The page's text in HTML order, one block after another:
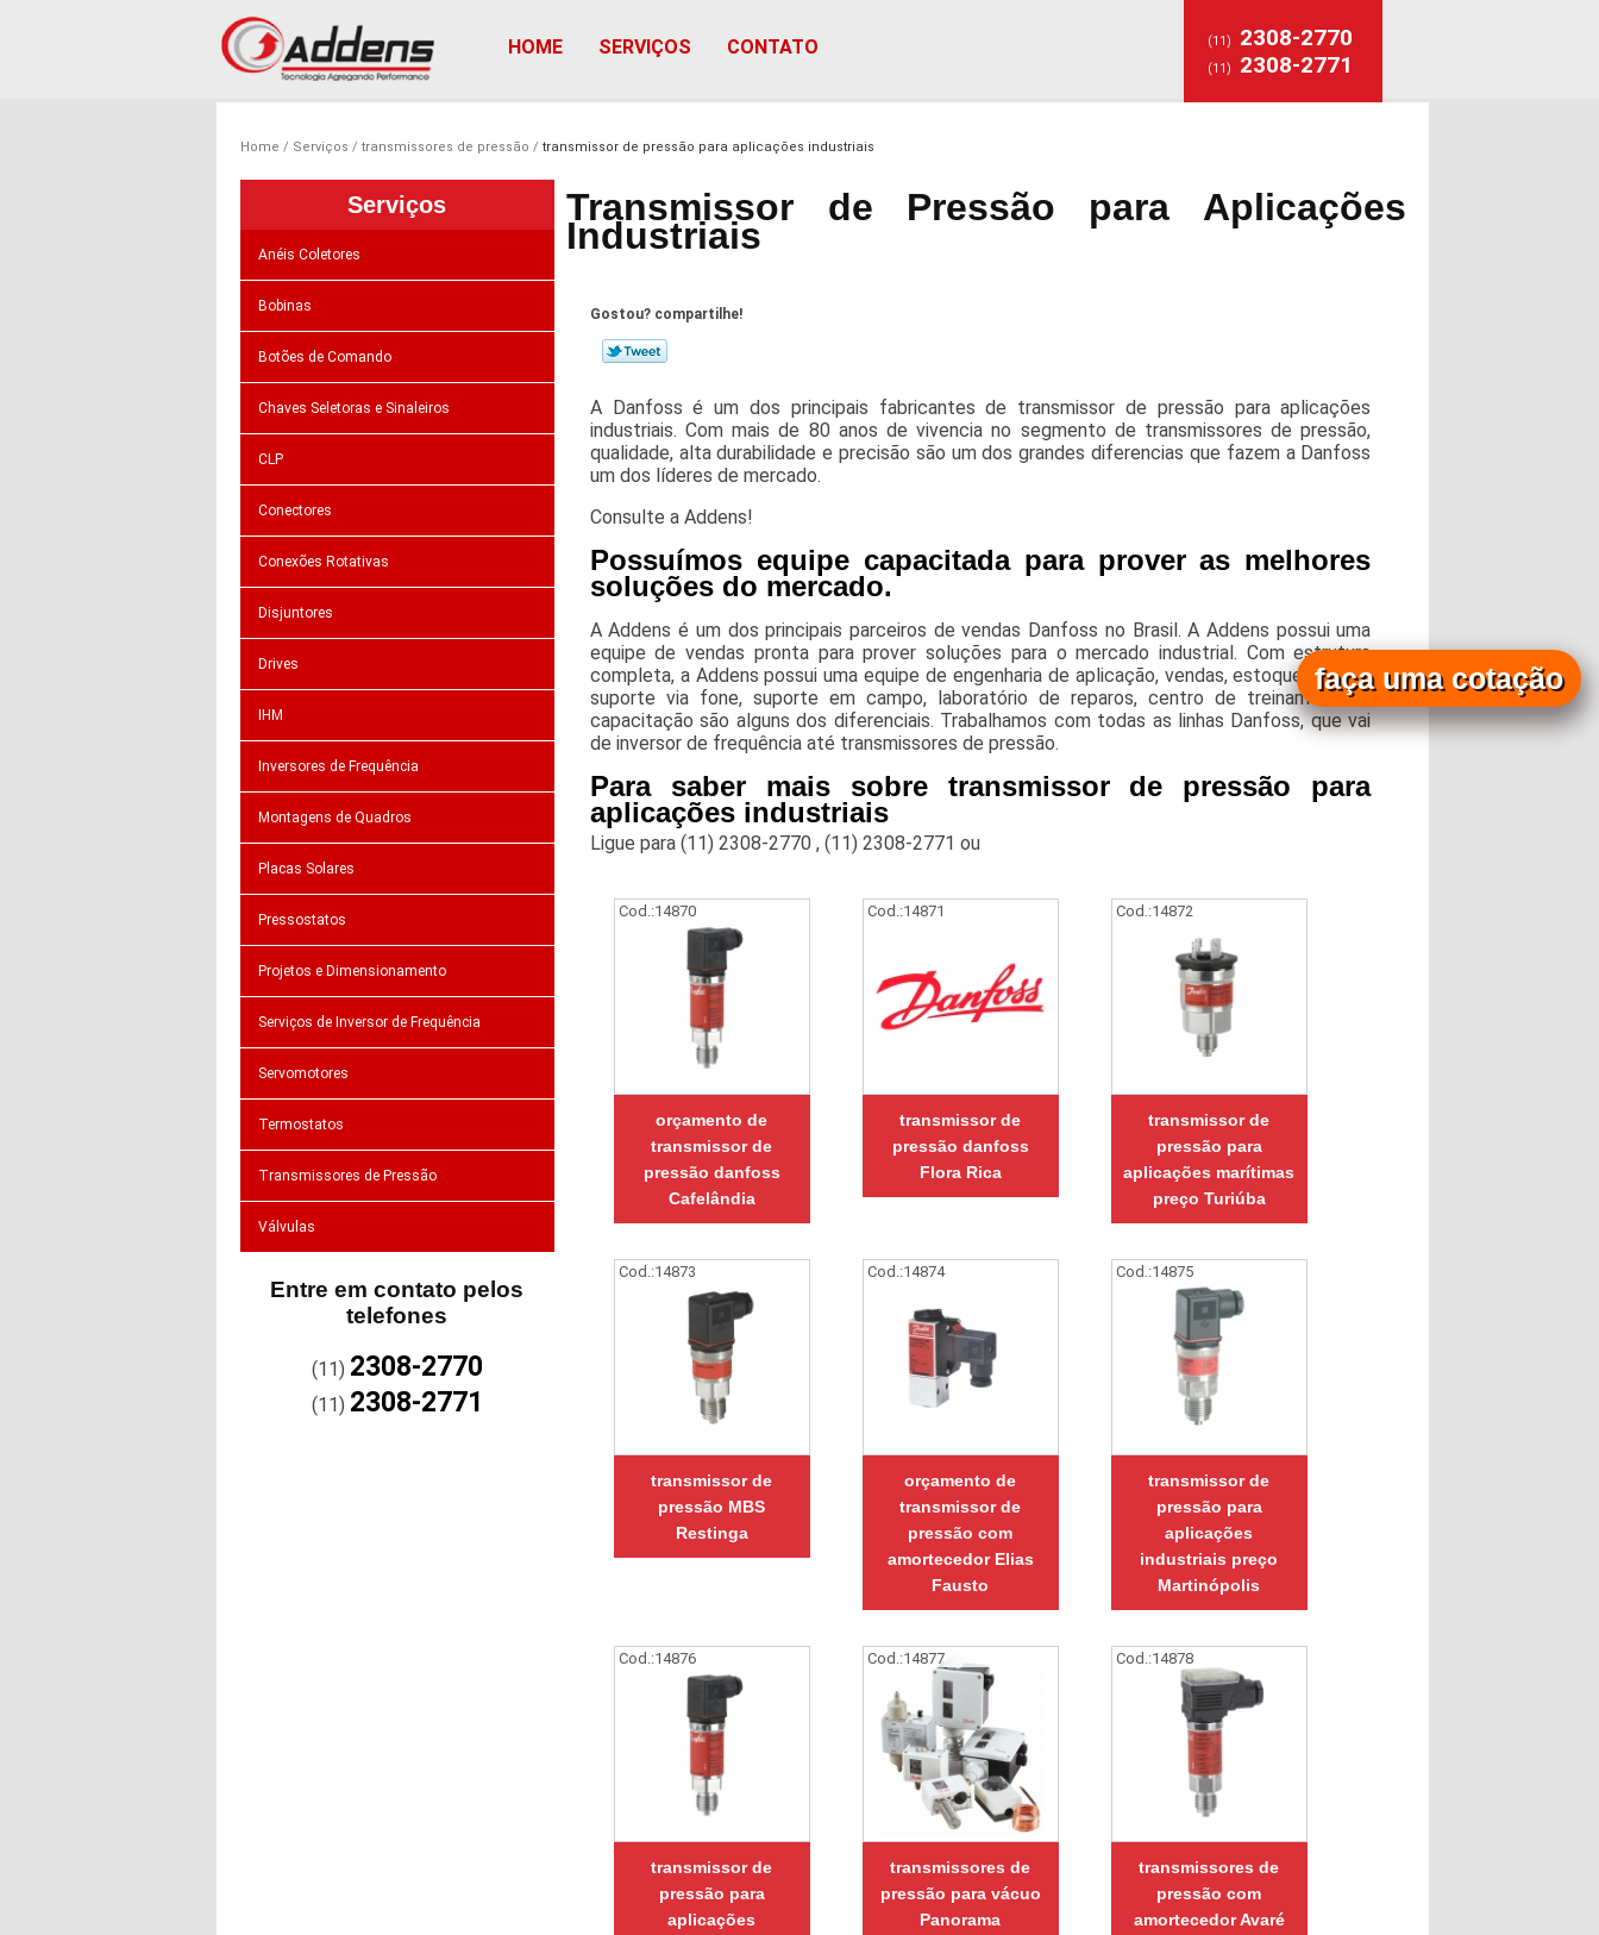
HOME SERVIÇOS CONTATO (11) 2308-2770
(11) 2308-2771
Home Serviços transmissores de pressão transmissor de pressão para aplicações industriais
Serviços
Anéis Coletores
Bobinas
Botões de Comando
Chaves Seletoras e Sinaleiros
CLP
Conectores
Conexões Rotativas
Disjuntores
Drives
IHM
Inversores de Frequência
Montagens de Quadros
Placas Solares
Pressostatos
Projetos e Dimensionamento
Serviços de Inversor de Frequência
Servomotores
Termostatos
Transmissores de Pressão
Válvulas
Entre em contato pelos
telefones
(11) 2308-2770
(11) 2308-2771
Transmissor de Pressão para Aplicações
Industriais
Gostou? compartilhe!
A Danfoss é um dos principais fabricantes de transmissor de pressão para aplicações
industriais. Com mais de 80 anos de vivencia no segmento de transmissores de pressão,
qualidade, alta durabilidade e precisão são um dos grandes diferencias que fazem a Danfoss
um dos líderes de mercado.
Consulte a Addens!
Possuímos equipe capacitada para prover as melhores
soluções do mercado.
A Addens é um dos principais parceiros de vendas Danfoss no Brasil. A Addens possui uma
equipe de vendas pronta para prover soluções para o mercado industrial. Com estrutura
completa, a Addens possui uma equipe de engenharia de aplicação, vendas, estoque próprio,
suporte via fone, suporte em campo, laboratório de reparos, centro de treinamento e
capacitação são alguns dos diferenciais. Trabalhamos com todas as linhas Danfoss, que vai
de inversor de frequência até transmissores de pressão.
Para saber mais sobre transmissor de pressão para
aplicações industriais
Ligue para (11) 2308-2770, (11) 2308-2771 ou
faça uma cotação
Cod.:14870
orçamento de
transmissor de
pressão danfoss
Cafelândia
Cod.:14871
transmissor de
pressão danfoss
Flora Rica
Cod.:14872
transmissor de
pressão para
aplicações marítimas
preço Turiúba
Cod.:14873
transmissor de
pressão MBS
Restinga
Cod.:14874
orçamento de
transmissor de
pressão com
amortecedor Elias
Fausto
Cod.:14875
transmissor de
pressão para
aplicações
industriais preço
Martinópolis
Cod.:14876
transmissor de
pressão para
aplicações
Cod.:14877
transmissores de
pressão para vácuo
Panorama
Cod.:14878
transmissores de
pressão com
amortecedor Avaré